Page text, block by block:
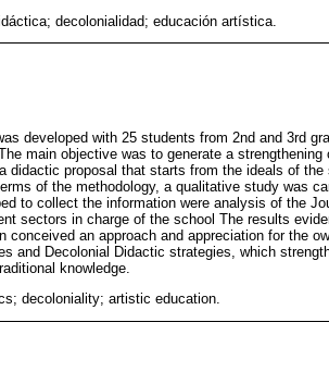
decolonialidad; educación artística.
developed with 25 students from 2nd and 3rd
main objective was to generate a
didactic proposal that starts from the ideals of
of the methodology, a qualitative study was
to collect the information were analysis of the
sectors in charge of the school The results
conceived an approach and appreciation for the
and Decolonial Didactic strategies, which
knowledge.
decoloniality; artistic education.